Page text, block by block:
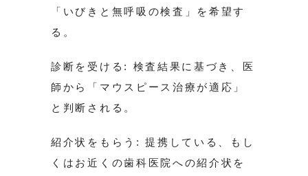
「いびきと無呼吸の検査」を希望す
る。
診断を受ける: 検査結果に基づき、医
師から「マウスピース治療が適応」
と判断される。
紹介状をもらう: 提携している、もし
くはお近くの歯科医院への紹介状を